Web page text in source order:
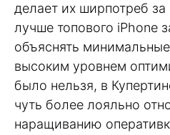
делает их ширпотреб
лучше топового iPhone
объяснять
высоким уровнем
было нельзя, в
чуть более лояльно
наращиванию